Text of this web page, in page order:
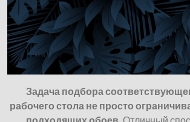
Задача подбора
рабочего стола не просто